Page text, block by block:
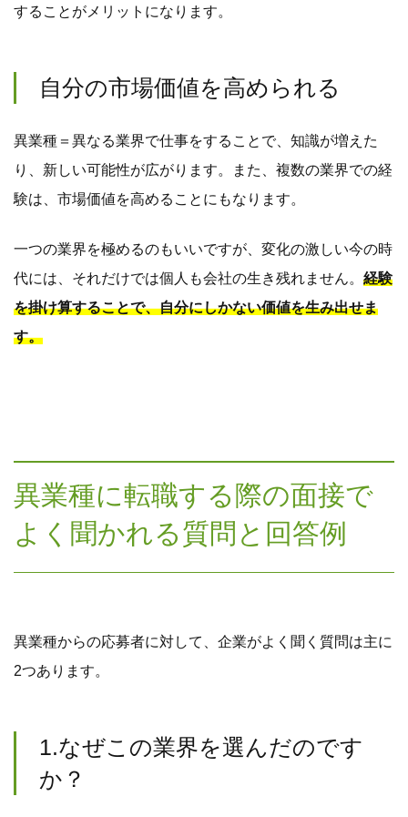
することがメリットになります。
自分の市場価値を高められる
異業種＝異なる業界で仕事をすることで、知識が増えた
り、新しい可能性が広がります。また、複数の業界での経
験は、市場価値を高めることにもなります。
一つの業界を極めるのもいいですが、変化の激しい今の時
代には、それだけでは個人も会社の生き残れません。 経験
を掛け算することで、自分にしかない価値を生み出せま
す。
異業種に転職する際の面接で
よく聞かれる質問と回答例
異業種からの応募者に対して、企業がよく聞く質問は主に
2つあります。
1.なぜこの業界を選んだのです
か？